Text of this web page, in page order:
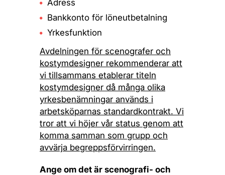
Adress
Bankkonto för löneutbetalning
Yrkesfunktion
Avdelningen för scenografer och
kostymdesigner rekommenderar att
vi tillsammans etablerar titeln
kostymdesigner då många olika
yrkesbenämningar används i
arbetsköparnas standardkontrakt. Vi
tror att vi höjer vår status genom att
komma samman som grupp och
avvärja begreppsförvirringen.
Ange om det är scenografi- och